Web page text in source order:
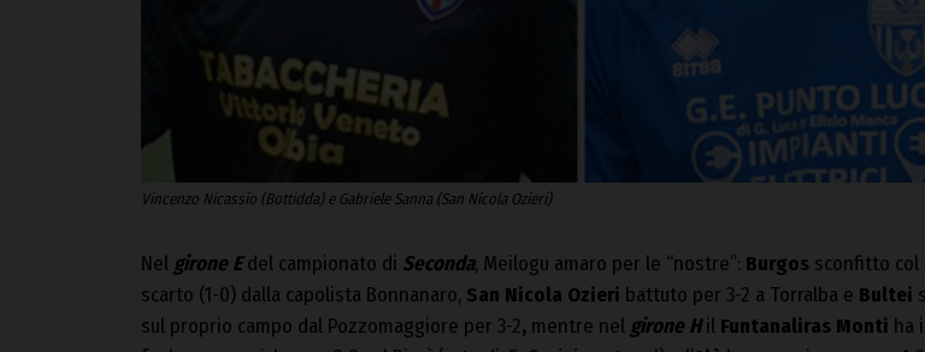
Vincenzo Nicassio (Bottidda) e Gabriele Sanna (San Nicola Ozieri)
Nel girone E del campionato di Seconda, Meilogu amaro per le “nostre”: Burgos sconfitto col
scarto (1-0) dalla capolista Bonnanaro, San Nicola Ozieri battuto per 3-2 a Torralba e Bultei
sul proprio campo dal Pozzomaggiore per 3-2, mentre nel girone H il Funtanaliras Monti ha